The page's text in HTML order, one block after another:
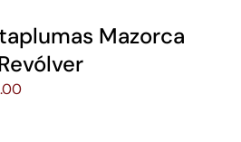
Mazorca